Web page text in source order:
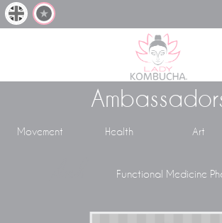
Movement Health Art
Functional Medicine